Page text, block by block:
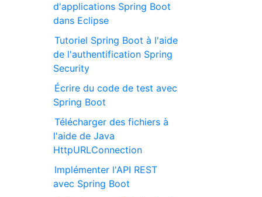
d'applications Spring Boot
dans Eclipse
Tutoriel Spring Boot à l'aide
de l'authentification Spring
Security
Écrire du code de test avec
Spring Boot
Télécharger des fichiers à
l'aide de Java
HttpURLConnection
Implémenter l'API REST
avec Spring Boot